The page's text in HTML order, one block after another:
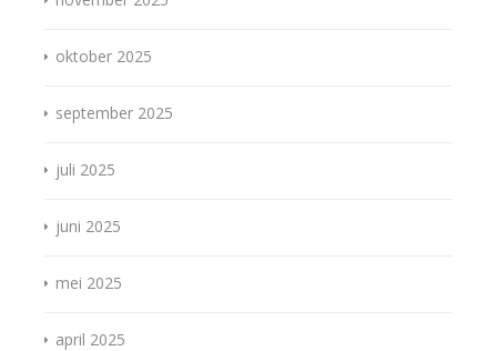
oktober 2025
september 2025
juli 2025
juni 2025
mei 2025
april 2025